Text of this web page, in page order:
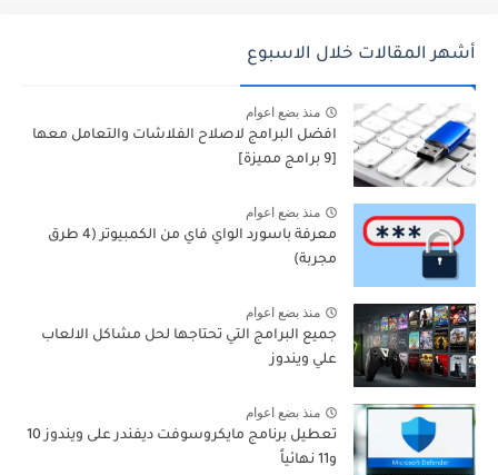
أشهر المقالات خلال الاسبوع
منذ بضع اعوام
افضل البرامج لاصلاح الفلاشات والتعامل معها
[9 برامج مميزة]
منذ بضع اعوام
معرفة باسورد الواي فاي من الكمبيوتر (4 طرق
مجربة)
منذ بضع اعوام
جميع البرامج التي تحتاجها لحل مشاكل الالعاب
علي ويندوز
منذ بضع اعوام
تعطيل برنامج مايكروسوفت ديفندر على ويندوز 10
و11 نهائياً